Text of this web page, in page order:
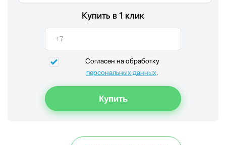
Купить в 1 клик
Согласен на обработку
персональных данных.